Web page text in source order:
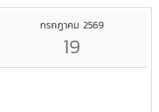
กรกฎาคม 2569
19